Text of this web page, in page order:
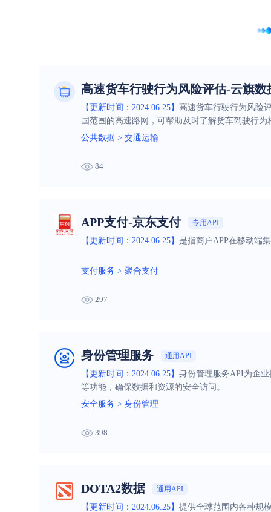
高速货车行驶行为风险评估-云旗数
【更新时间：2024.06.25】 高速货车行驶行为风险
国范围的高速路网，可帮助及时了解货车驾驶行
公共数据 > 交通运输
84
APP支付-京东支付 专用API
【更新时间：2024.06.25】 是指商户APP在移动端
支付服务 > 聚合支付
297
身份管理服务 通用API
【更新时间：2024.06.25】 身份管理服务API为企
等功能，确保数据和资源的安全访问。
安全服务 > 身份管理
398
DOTA2数据 通用API
【更新时间：2024.06.25】 提供全球范围内各种规